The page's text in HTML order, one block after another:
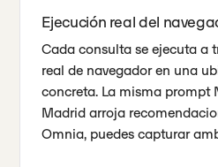
Ejecución real del
Cada consulta se ejecuta a
real de navegador en una
concreta. La misma prompt
Madrid arroja
Omnia, puedes capturar